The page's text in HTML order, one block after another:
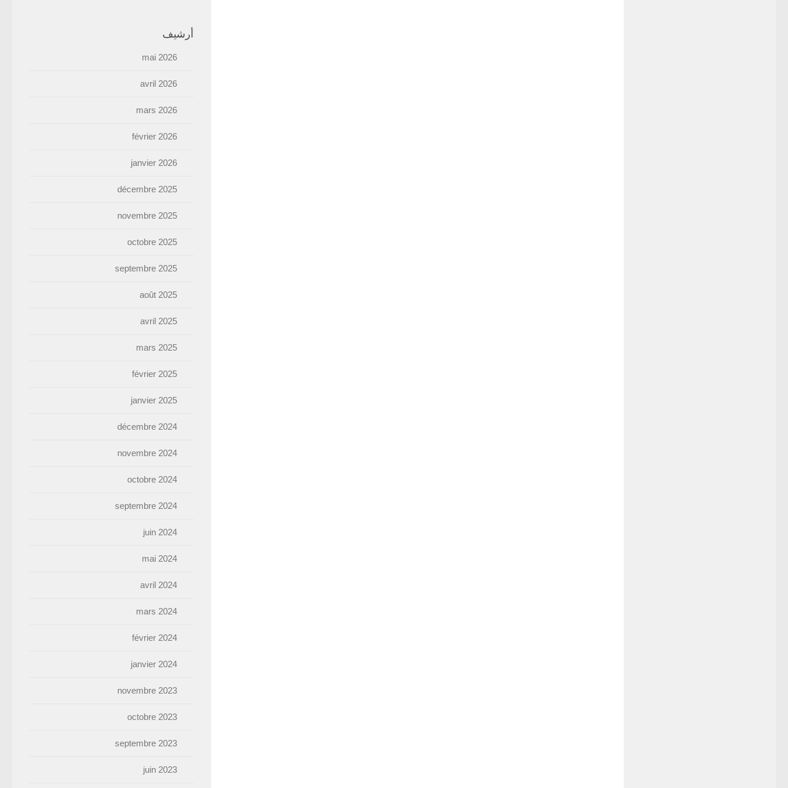
أرشيف
mai 2026
avril 2026
mars 2026
février 2026
janvier 2026
décembre 2025
novembre 2025
octobre 2025
septembre 2025
août 2025
avril 2025
mars 2025
février 2025
janvier 2025
décembre 2024
novembre 2024
octobre 2024
septembre 2024
juin 2024
mai 2024
avril 2024
mars 2024
février 2024
janvier 2024
novembre 2023
octobre 2023
septembre 2023
juin 2023